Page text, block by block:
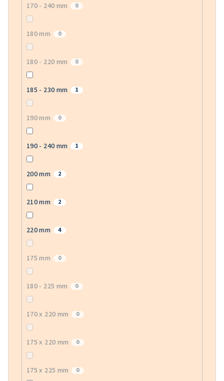
170 - 240 mm 0
180 mm 0
180 - 220 mm 0
185 - 230 mm 1
190 mm 0
190 - 240 mm 1
200 mm 2
210 mm 2
220 mm 4
175 mm 0
180 - 225 mm 0
170 x 220 mm 0
175 x 220 mm 0
175 x 225 mm 0